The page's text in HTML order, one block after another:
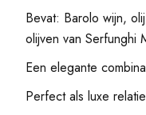
Bevat: Barolo wijn,
olijven van Serfunghi
Een elegante
Perfect als luxe